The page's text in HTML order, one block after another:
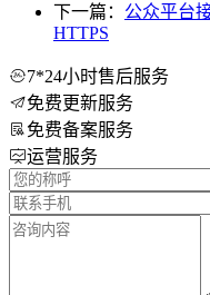
下一篇： 公众平台
HTTPS
7*24小时售后服务
免费更新服务
免费备案服务
运营服务